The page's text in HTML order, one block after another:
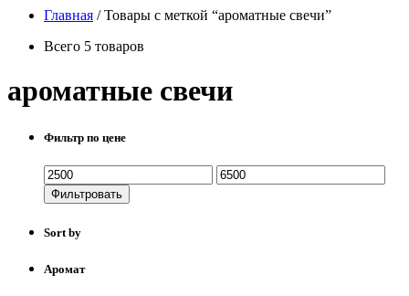
Главная /Товары с меткой “ароматные свечи”
Всего 5 товаров
ароматные свечи
Фильтр по цене
Фильтровать
Sort by
Аромат